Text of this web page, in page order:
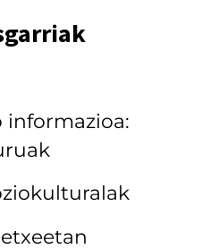
informazioa: